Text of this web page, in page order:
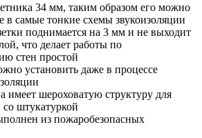
34 мм, таким образом его можно
в самые тонкие схемы звукоизоляции
поднимается на 3 мм и не выходит
что делает работы по
стен простой
установить даже в процессе
имеет шероховатую структуру для
штукатуркой
из пожаробезопасных